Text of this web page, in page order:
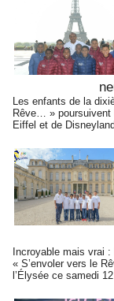
Les enfants de la
Rêve… » poursuivent
Eiffel et de
Incroyable mais vrai
« S’envoler vers le
l’Élysée ce samedi